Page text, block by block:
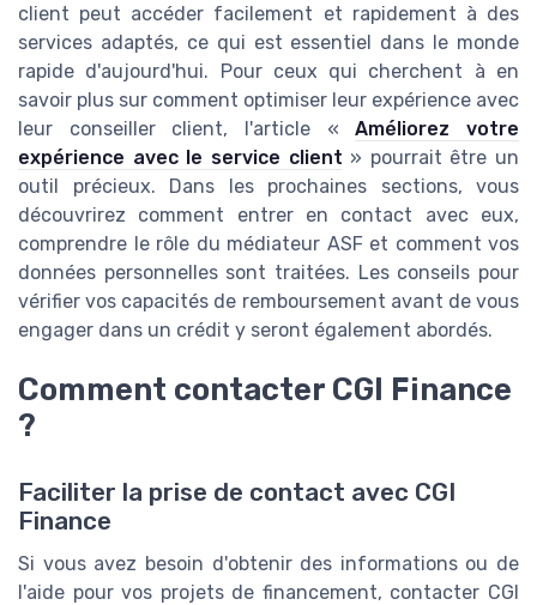
client peut accéder facilement et rapidement à des
services adaptés, ce qui est essentiel dans le monde
rapide d'aujourd'hui. Pour ceux qui cherchent à en
savoir plus sur comment optimiser leur expérience avec
leur conseiller client, l'article «Améliorez votre
expérience avec le service client » pourrait être un
outil précieux. Dans les prochaines sections, vous
découvrirez comment entrer en contact avec eux,
comprendre le rôle du médiateur ASF et comment vos
données personnelles sont traitées. Les conseils pour
vérifier vos capacités de remboursement avant de vous
engager dans un crédit y seront également abordés.
Comment contacter CGI Finance
?
Faciliter la prise de contact avec CGI
Finance
Si vous avez besoin d'obtenir des informations ou de
l'aide pour vos projets de financement, contacter CGI